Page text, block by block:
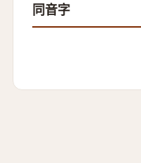
同音字